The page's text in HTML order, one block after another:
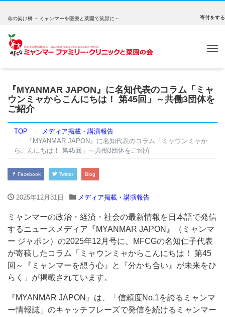
寄付をする
命の架け橋 ～ミャンマーを医療と菜園で笑顔に～
『MYANMAR JAPON』に名知代表のコラム「ミャ
ウンミャからこんにちは！ 第45回」～共働3団体を
ご紹介
TOP
メディア掲載・講演報告
『MYANMAR JAPON』に名知代表のコラム「ミャウンミャか
らこんにちは！ 第45回」～共働3団体をご紹介
Facebook Twitter Blog
2025年12月31日 メディア掲載・講演報告
ミャンマーの政治・経済・社会の最新情報を日本語で発信
するニュースメディア『MYANMAR JAPON』（ミャンマ
ー ジャポン）の2025年12月号に、MFCGの名知仁子代表
が寄稿したコラム「ミャウンミャからこんにちは！ 第45
回～『ミャンマーを想う心』と『分かち合い』が未来をひ
らく」が掲載されています。
『MYANMAR JAPON』は、「信頼度No.1を誇るミャンマ
ー情報誌」のキャッチフレーズで発信を続けるミャンマー